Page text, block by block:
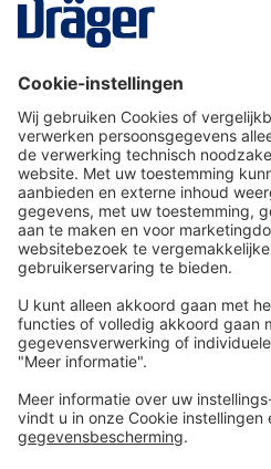
Dräger klantenservice
Over Dräger
Bestellen in onze webshop
Community